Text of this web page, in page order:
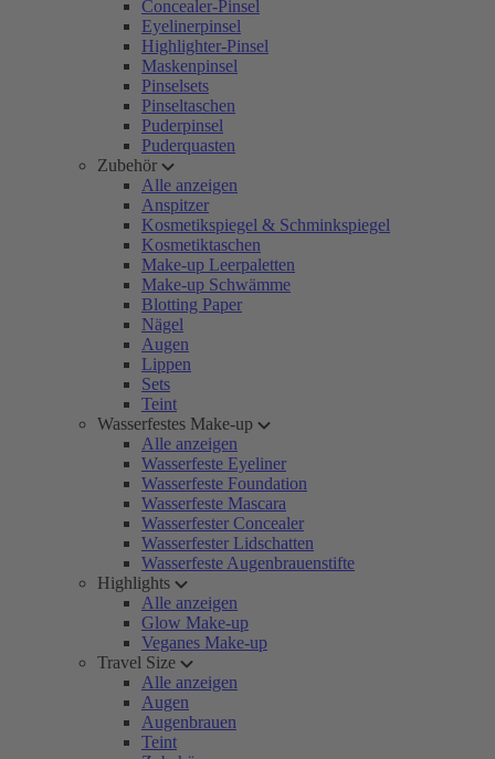
Concealer-Pinsel
Eyelinerpinsel
Highlighter-Pinsel
Maskenpinsel
Pinselsets
Pinseltaschen
Puderpinsel
Puderquasten
Zubehör
Alle anzeigen
Anspitzer
Kosmetikspiegel & Schminkspiegel
Kosmetiktaschen
Make-up Leerpaletten
Make-up Schwämme
Blotting Paper
Nägel
Augen
Lippen
Sets
Teint
Wasserfestes Make-up
Alle anzeigen
Wasserfeste Eyeliner
Wasserfeste Foundation
Wasserfeste Mascara
Wasserfester Concealer
Wasserfester Lidschatten
Wasserfeste Augenbrauenstifte
Highlights
Alle anzeigen
Glow Make-up
Veganes Make-up
Travel Size
Alle anzeigen
Augen
Augenbrauen
Teint